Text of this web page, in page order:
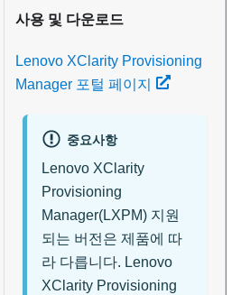
사용 및 다운로드
Lenovo XClarity Provisioning
Manager 포털 페이지
중요사항
Lenovo XClarity
Provisioning
Manager(LXPM) 지원
되는 버전은 제품에 따
라 다릅니다. Lenovo
XClarity Provisioning